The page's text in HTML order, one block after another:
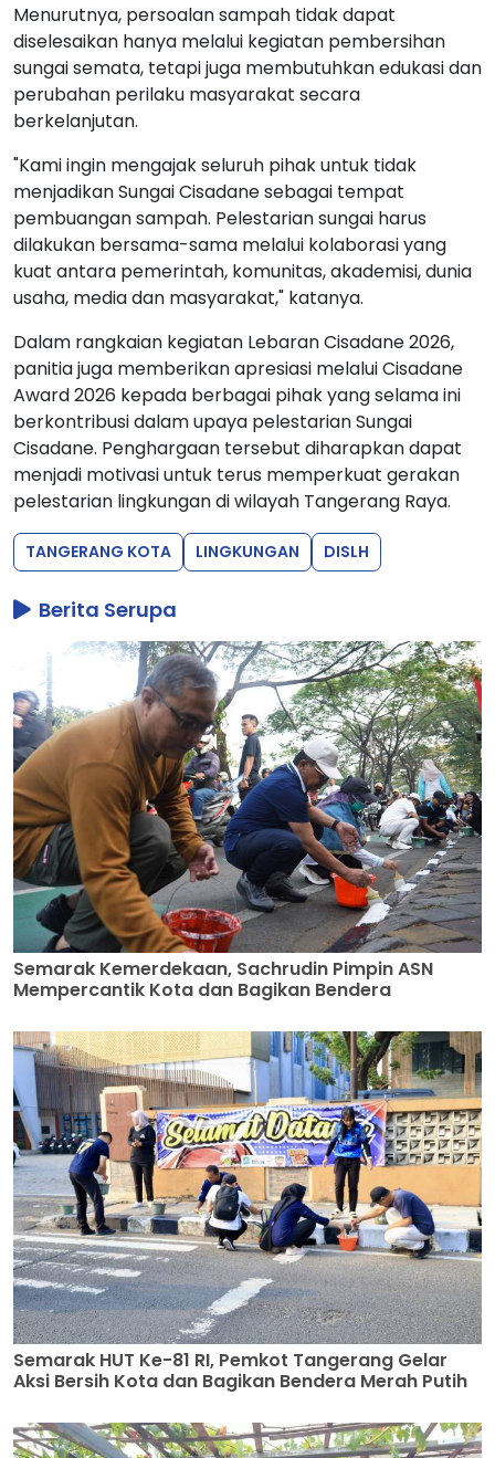
Menurutnya, persoalan sampah tidak dapat
diselesaikan hanya melalui kegiatan pembersihan
sungai semata, tetapi juga membutuhkan edukasi dan
perubahan perilaku masyarakat secara
berkelanjutan.
"Kami ingin mengajak seluruh pihak untuk tidak
menjadikan Sungai Cisadane sebagai tempat
pembuangan sampah. Pelestarian sungai harus
dilakukan bersama-sama melalui kolaborasi yang
kuat antara pemerintah, komunitas, akademisi, dunia
usaha, media dan masyarakat," katanya.
Dalam rangkaian kegiatan Lebaran Cisadane 2026,
panitia juga memberikan apresiasi melalui Cisadane
Award 2026 kepada berbagai pihak yang selama ini
berkontribusi dalam upaya pelestarian Sungai
Cisadane. Penghargaan tersebut diharapkan dapat
menjadi motivasi untuk terus memperkuat gerakan
pelestarian lingkungan di wilayah Tangerang Raya.
TANGERANG KOTA LINGKUNGAN DISLH
Berita Serupa
Semarak Kemerdekaan, Sachrudin Pimpin ASN
Mempercantik Kota dan Bagikan Bendera
Semarak HUT Ke-81 RI, Pemkot Tangerang Gelar
Aksi Bersih Kota dan Bagikan Bendera Merah Putih